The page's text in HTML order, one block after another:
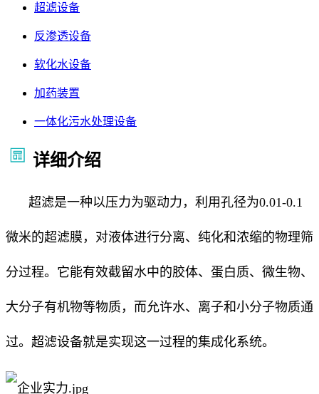
超滤设备
反渗透设备
软化水设备
加药装置
一体化污水处理设备
详细介绍
超滤是一种以压力为驱动力，利用孔径为0.01-0.1
微米的超滤膜，对液体进行分离、纯化和浓缩的物理筛
分过程。它能有效截留水中的胶体、蛋白质、微生物、
大分子有机物等物质，而允许水、离子和小分子物质通
过。超滤设备就是实现这一过程的集成化系统。